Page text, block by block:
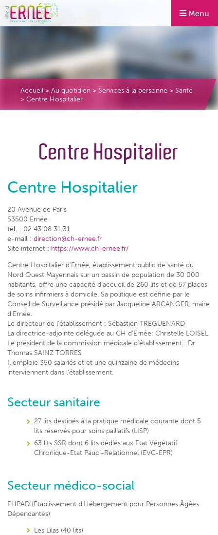
Menu
Accueil > Au quotidien > Services à la personne > Santé
> Centre Hospitalier
Centre Hospitalier
Centre Hospitalier
20 Avenue de Paris
53500 Ernée
tél. : 02 43 08 31 31
e-mail : direction@ch-ernee.fr
Site internet : https://www.ch-ernee.fr/
Centre Hospitalier d’Ernée, établissement public de santé du
Nord Ouest Mayennais sur un bassin de population de 30 000
habitants, offre une capacité d’accueil de 260 lits et de 57 places
de soins infirmiers à domicile. Sa politique est définie par le
Conseil de Surveillance présidé par Jacqueline ARCANGER, maire
d’Ernée.
Le directeur de l’établissement : Sébastien TREGUENARD
La directrice-adjointe déléguée au CH d’Ernée: Christelle LOISEL
Le président de la commission médicale d’établissement : Dr
Thomas SAINZ TORRES
Il emploie 350 salariés et et une quinzaine de médecins
interviennent dans l’établissement.
Secteur sanitaire
27 lits destinés à la pratique médicale courante dont 5
lits réservés pour soins palliatifs (LISP)
63 lits SSR dont 6 lits dédiés aux Etat Végétatif
Chronique-Etat Pauci-Relationnel (EVC-EPR)
Secteur médico-social
EHPAD (Etablissement d’Hébergement pour Personnes Âgées
Dépendantes)
Les Lilas (40 lits)